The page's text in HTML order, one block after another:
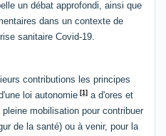
un débat approfondi, ainsi que
dans un contexte de
sanitaire Covid-19.
contributions les principes
loi autonomie [1] a d'ores et
pleine mobilisation pour contribuer
de la santé) ou à venir, pour la